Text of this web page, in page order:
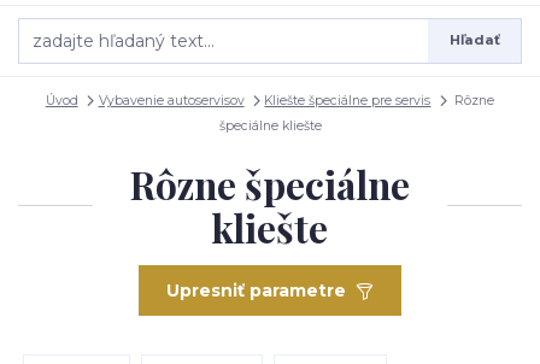
Hľadať
Úvod Vybavenie autoservisov Kliešte špeciálne pre servis
Rôzne
špeciálne kliešte
Rôzne špeciálne
kliešte
Upresniť parametre